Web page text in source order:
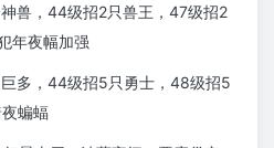
兽，44级招2只兽王，47级招2
年夜幅加强
巨多，44级招5只勇士，48级招5
蝙蝠